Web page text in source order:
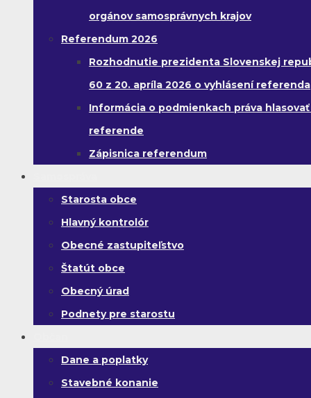
orgánov samosprávnych krajov
Referendum 2026
Rozhodnutie prezidenta Slovenskej
60 z 20. apríla 2026 o vyhlásení referenda
Informácia o podmienkach práva hlasovať
referende
Zápisnica referendum
Starosta obce
Hlavný kontrolór
Obecné zastupiteľstvo
Štatút obce
Obecný úrad
Podnety pre starostu
Dane a poplatky
Stavebné konanie